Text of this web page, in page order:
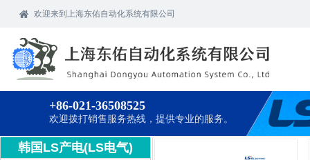
欢迎来到上海东佑自动化系统有限公司
+86-021-36508525
欢迎拨打销售服务热线，提供专业的服务。
韩国LS产电(LS电气)